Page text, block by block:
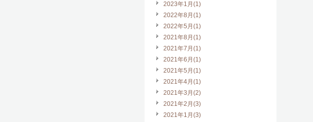
2023年1月(1)
2022年8月(1)
2022年5月(1)
2021年8月(1)
2021年7月(1)
2021年6月(1)
2021年5月(1)
2021年4月(1)
2021年3月(2)
2021年2月(3)
2021年1月(3)